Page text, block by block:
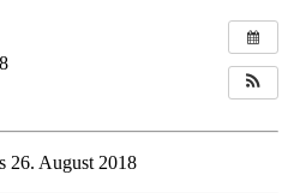
26. August 2018